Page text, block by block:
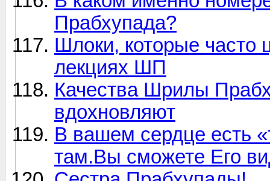
Прабхупада?
Шлоки, которые часто
лекциях ШП
Качества Шрилы
вдохновляют
В вашем сердце есть
там.Вы сможете Его